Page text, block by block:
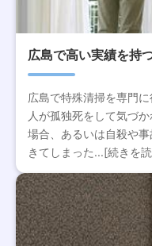
広島で高い実績を持
広島で特殊清掃を専門
人が孤独死をして気づ
場合、あるいは自殺や
きてしまった...[続きを